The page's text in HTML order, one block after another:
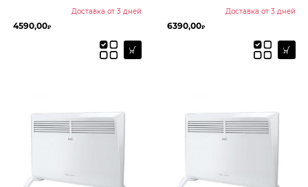
Доставка от 3 дней
4590,00₽
Доставка от 3 дней
6390,00₽